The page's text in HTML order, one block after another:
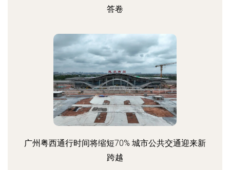
答卷
广州粤西通行时间将缩短70% 城市公共交通迎来新
跨越